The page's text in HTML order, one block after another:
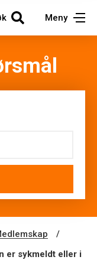
Meny
er sykmeldt eller i